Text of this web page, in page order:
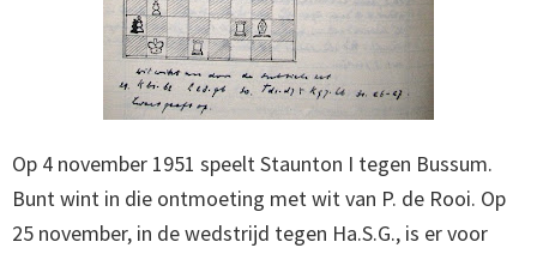
Op 4 november 1951 speelt Staunton I tegen Bussum.
Bunt wint in die ontmoeting met wit van P. de Rooi. Op
25 november, in de wedstrijd tegen Ha.S.G., is er voor